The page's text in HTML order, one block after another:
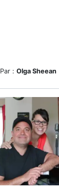
Par : Olga Sheean